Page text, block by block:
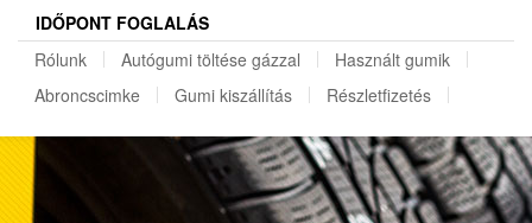
REGISZTRÁCIÓ
IDŐPONT FOGLALÁS
Rólunk
Autógumi töltése gázzal
Használt gumik
Abroncscimke
Gumi kiszállítás Részletfizetés